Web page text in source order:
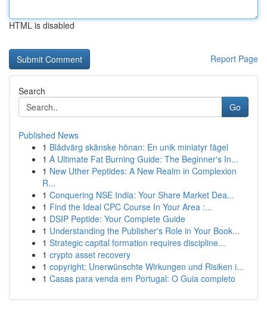
HTML is disabled
Report Page
Search
Go
Published News
1 Blådvärg skånske hönan: En unik miniatyr fågel
1 A Ultimate Fat Burning Guide: The Beginner's In...
1 New Uther Peptides: A New Realm in Complexion
R...
1 Conquering NSE India: Your Share Market Dea...
1 Find the Ideal CPC Course In Your Area :...
1 DSIP Peptide: Your Complete Guide
1 Understanding the Publisher's Role in Your Book...
1 Strategic capital formation requires discipline...
1 crypto asset recovery
1 copyright: Unerwünschte Wirkungen und Risiken i...
1 Casas para venda em Portugal: O Guia completo